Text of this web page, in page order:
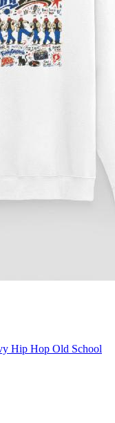
Hip Hop Old School